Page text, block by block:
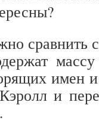
сравнить
имен
и